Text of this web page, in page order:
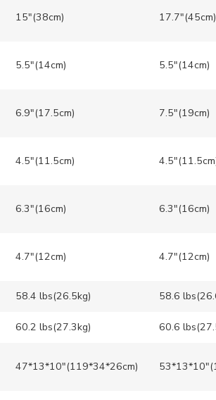
15″(38cm) 17.7″(45cm)
5.5″(14cm) 5.5″(14cm)
6.9″(17.5cm) 7.5″(19cm)
4.5″(11.5cm)
6.3″(16cm) 6.3″(16cm)
4.7″(12cm) 4.7″(12cm)
58.4 lbs(26.5kg) 58.6
60.2 lbs(27.3kg) 60.6
47*13*10″(119*34*26cm)